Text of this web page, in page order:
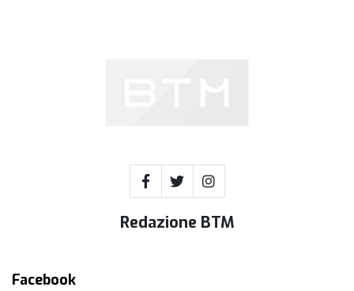
Redazione BTM
Facebook